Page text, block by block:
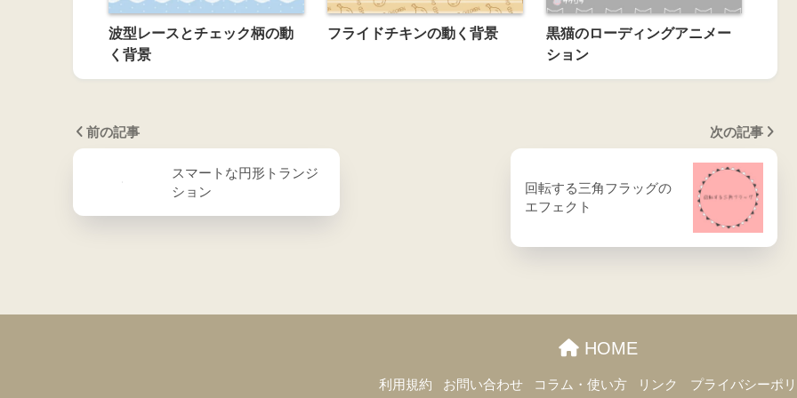
波型レースとチェック柄の動
く背景
フライドチキンの動く背景
黒猫のローディングアニメー
ション
前の記事
スマートな円形トランジ
ション
次の記事
回転する三角フラッグの
エフェクト
HOME
利用規約 お問い合わせ コラム・使い方 リンク プライバシーポ